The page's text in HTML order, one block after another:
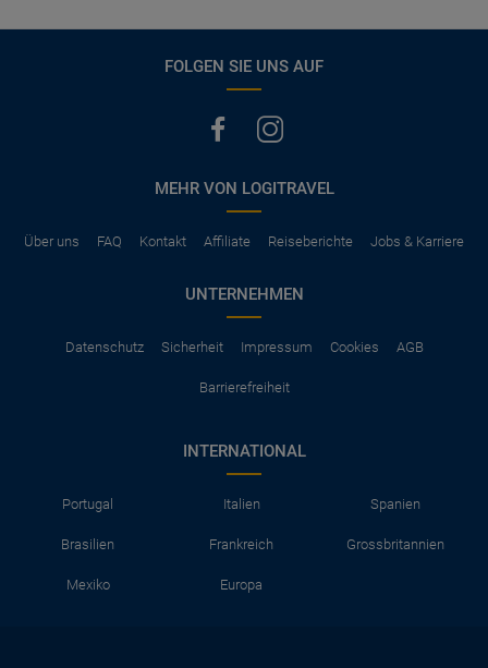
FOLGEN SIE UNS AUF
MEHR VON LOGITRAVEL
Über uns FAQ Kontakt Affiliate Reiseberichte Jobs & Karriere
UNTERNEHMEN
Datenschutz Sicherheit Impressum Cookies AGB
Barrierefreiheit
INTERNATIONAL
Portugal Italien Spanien
Brasilien Frankreich Grossbritannien
Mexiko Europa